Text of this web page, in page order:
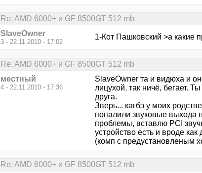
Re: AMD 6000+ и GF 8500GT 512 mb
SlaveOwner
3 - 22.11.2010 - 17:02
1-Кот Пашковский >а какие
Re: AMD 6000+ и GF 8500GT 512 mb
местный
4 - 22.11.2010 - 17:36
SlaveOwner та и видюха и
лицухой, так ничё, бегает.
друга.
Зверь... кагбэ у моих
попалили звуковые выхода
проблемы, вставлю PCI
устройство есть и вроде
(комп с предустановленым
Re: AMD 6000+ и GF 8500GT 512 mb